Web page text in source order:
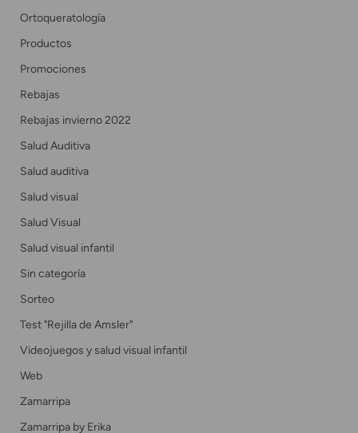
Ortoqueratología
Productos
Promociones
Rebajas
Rebajas invierno 2022
Salud Auditiva
Salud auditiva
Salud visual
Salud Visual
Salud visual infantil
Sin categoría
Sorteo
Test "Rejilla de Amsler"
Videojuegos y salud visual infantil
Web
Zamarripa
Zamarripa by Erika